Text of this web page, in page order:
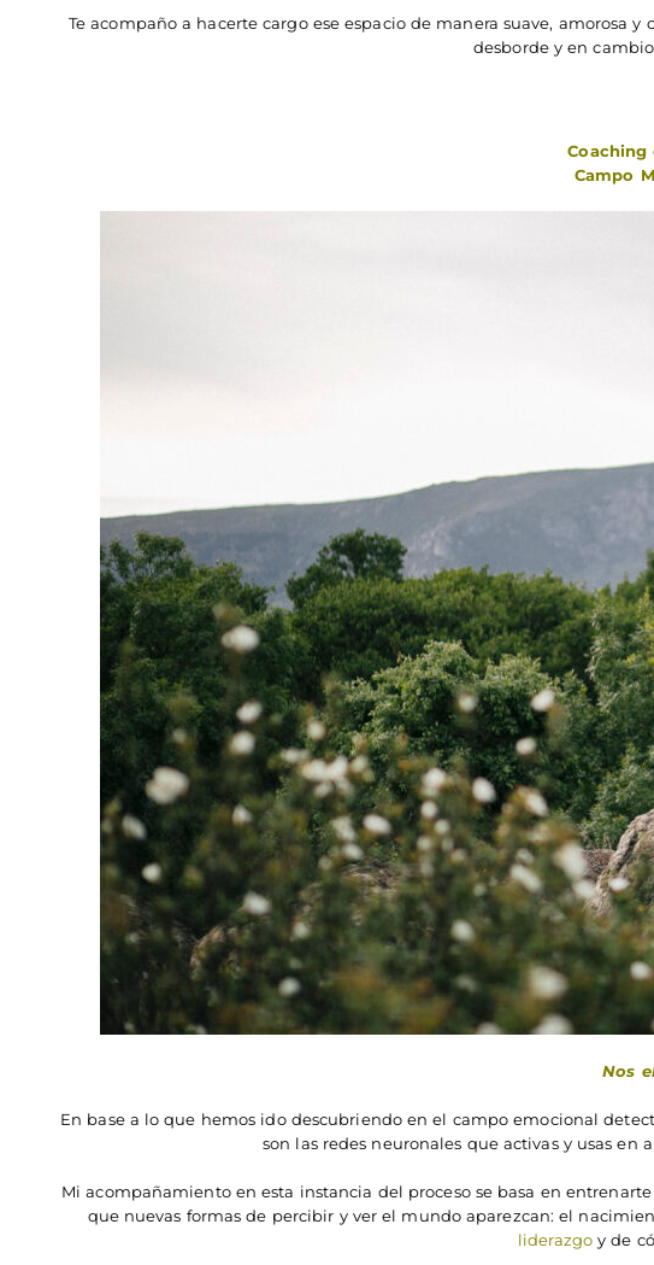
Te acompaño a hacerte cargo ese espacio de manera suave,
desborde y en
Coaching
Campo
Nos
En base a lo que hemos ido descubriendo en el campo emocional
son las redes neuronales que activas y usas
Mi acompañamiento en esta instancia del proceso se basa en
que nuevas formas de percibir y ver el mundo aparezcan: el
liderazgo y de